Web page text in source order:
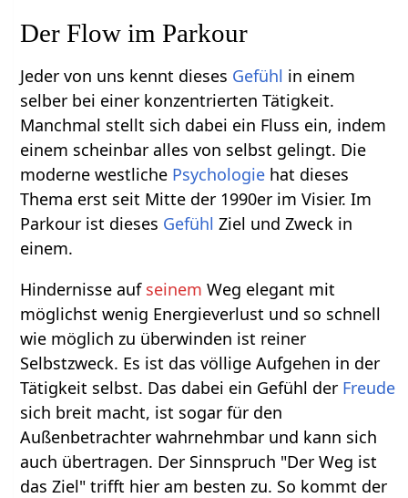
Der Flow im Parkour
Jeder von uns kennt dieses Gefühl in einem
selber bei einer konzentrierten Tätigkeit.
Manchmal stellt sich dabei ein Fluss ein, indem
einem scheinbar alles von selbst gelingt. Die
moderne westliche Psychologie hat dieses
Thema erst seit Mitte der 1990er im Visier. Im
Parkour ist dieses Gefühl Ziel und Zweck in
einem.
Hindernisse auf seinem Weg elegant mit
möglichst wenig Energieverlust und so schnell
wie möglich zu überwinden ist reiner
Selbstzweck. Es ist das völlige Aufgehen in der
Tätigkeit selbst. Das dabei ein Gefühl der Freude
sich breit macht, ist sogar für den
Außenbetrachter wahrnehmbar und kann sich
auch übertragen. Der Sinnspruch "Der Weg ist
das Ziel" trifft hier am besten zu. So kommt der